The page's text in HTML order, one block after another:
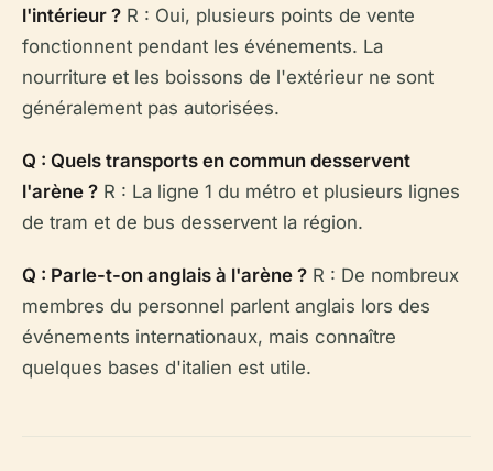
l'intérieur ? R : Oui, plusieurs points de vente
fonctionnent pendant les événements. La
nourriture et les boissons de l'extérieur ne sont
généralement pas autorisées.
Q : Quels transports en commun desservent
l'arène ? R : La ligne 1 du métro et plusieurs lignes
de tram et de bus desservent la région.
Q : Parle-t-on anglais à l'arène ? R : De nombreux
membres du personnel parlent anglais lors des
événements internationaux, mais connaître
quelques bases d'italien est utile.